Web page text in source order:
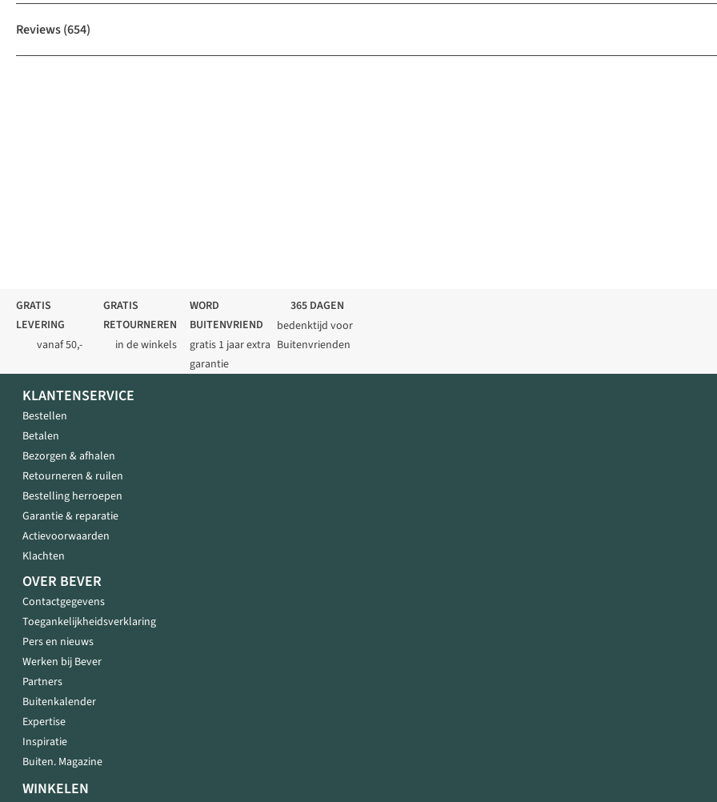
Reviews(654)
GRATIS
LEVERING
vanaf 50,-
GRATIS
RETOURNEREN
in de winkels
WORD
BUITENVRIEND
gratis 1 jaar extra
garantie
365 DAGEN
bedenktijd voor
Buitenvrienden
KLANTENSERVICE
Bestellen
Betalen
Bezorgen & afhalen
Retourneren & ruilen
Bestelling herroepen
Garantie & reparatie
Actievoorwaarden
Klachten
OVER BEVER
Contactgegevens
Toegankelijkheidsverklaring
Pers en nieuws
Werken bij Bever
Partners
Buitenkalender
Expertise
Inspiratie
Buiten. Magazine
WINKELEN